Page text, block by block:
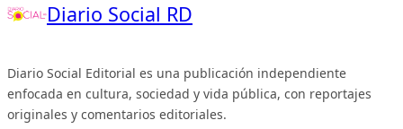
Diario Social RD
Diario Social Editorial es una publicación independiente
enfocada en cultura, sociedad y vida pública, con reportajes
originales y comentarios editoriales.